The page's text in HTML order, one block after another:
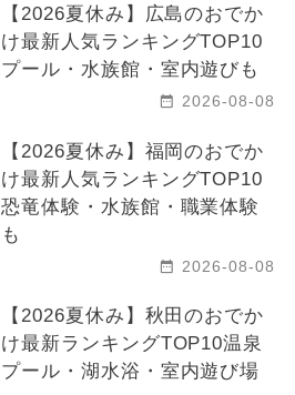
【2026夏休み】広島のおでか
け最新人気ランキングTOP10
プール・水族館・室内遊びも
2026-08-08
【2026夏休み】福岡のおでか
け最新人気ランキングTOP10
恐竜体験・水族館・職業体験
も
2026-08-08
【2026夏休み】秋田のおでか
け最新ランキングTOP10温泉
プール・湖水浴・室内遊び場